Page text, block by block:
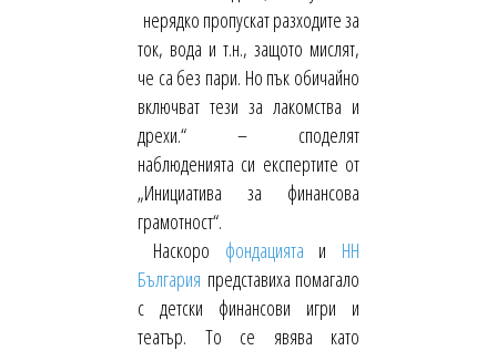
нерядко пропускат разходите за
ток, вода и т.н., защото мислят,
че са без пари. Но пък обичайно
включват тези за лакомства и
дрехи.“ – споделят
наблюденията си експертите от
„Инициатива за финансова
грамотност“.
Наскоро фондацията и НН
България представиха помагало
с детски финансови игри и
театър. То се явява като